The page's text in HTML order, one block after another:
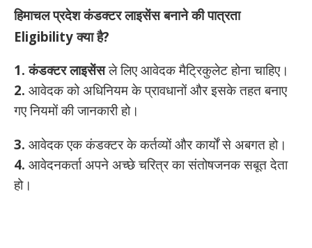
हिमाचल प्रदेश कंडक्टर लाइसेंस बनाने की पात्रता
Eligibilityक्या है?
1. कंडक्टर लाइसेंसले लिए आवेदक मैट्रिकुलेट होना चाहिए।
2. आवेदक को अधिनियम के प्रावधानों और इसके तहत बनाए
गए नियमों की जानकारी हो।
3. आवेदक एक कंडक्टर के कर्तव्यों और कार्यों से अबगत हो।
4. आवेदनकर्ता अपने अच्छे चरित्र का संतोषजनक सबूत देता
हो।